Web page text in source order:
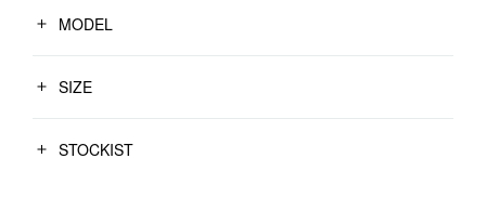
MODEL
SIZE
STOCKIST